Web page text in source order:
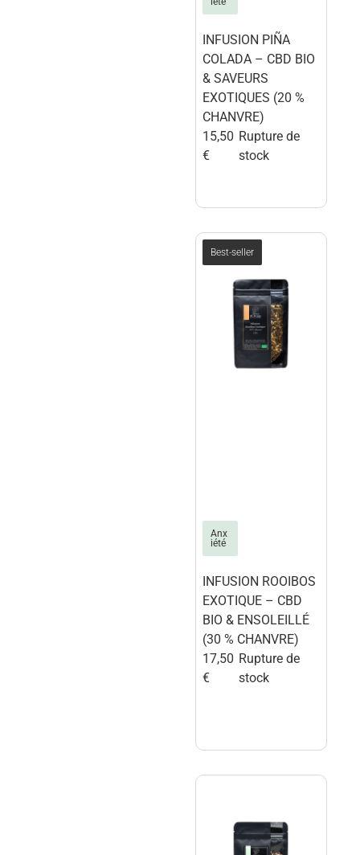
INFUSION PIÑA
COLADA – CBD BIO
& SAVEURS
EXOTIQUES (20 %
CHANVRE)
15,50
€
Rupture de
stock
Best-seller
Anx
iété
INFUSION ROOIBOS
EXOTIQUE – CBD
BIO & ENSOLEILLÉ
(30 % CHANVRE)
17,50
€
Rupture de
stock